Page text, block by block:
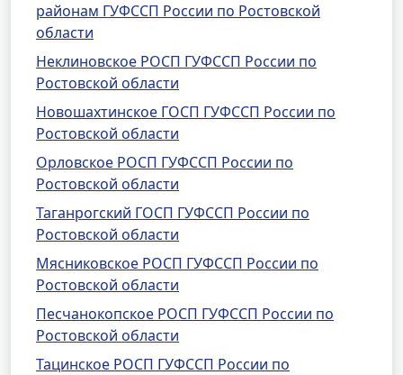
районам ГУФССП России по Ростовской
области
Неклиновское РОСП ГУФССП России по
Ростовской области
Новошахтинское ГОСП ГУФССП России по
Ростовской области
Орловское РОСП ГУФССП России по
Ростовской области
Таганрогский ГОСП ГУФССП России по
Ростовской области
Мясниковское РОСП ГУФССП России по
Ростовской области
Песчанокопское РОСП ГУФССП России по
Ростовской области
Тацинское РОСП ГУФССП России по